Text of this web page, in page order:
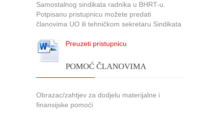
Samostalnog sindikata radnika u BHRT-u.
Potpisanu pristupnicu možete predati
članovima UO ili tehničkom sekretaru Sindikata
Preuzeti pristupnicu
POMOĆ ČLANOVIMA
Obrazac/zahtjev za dodjelu materijalne i
finansijske pomoći